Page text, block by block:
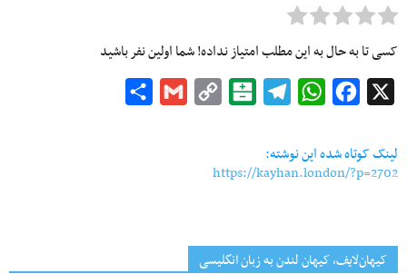
کسی تا به حال به این مطلب امتیاز نداده! شما اولین نفر باشید
Facebook
WhatsApp
Telegram
Balatarin
Copy
Gmail
لینک کوتاه شده این نوشته:
https://kayhan.london/?p=2702
کیهان‌لایف، کیهان لندن به زبان انگلیسی